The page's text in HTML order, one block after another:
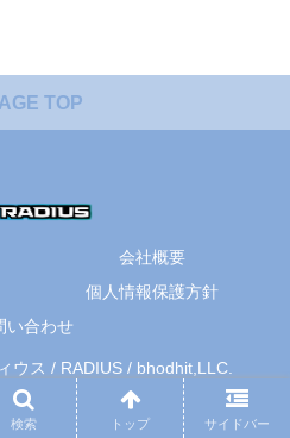
TOP
会社概要
個人情報保護方針
い合わせ
ウス / RADIUS / bhodhit,LLC.
検索 トップ サイドバー